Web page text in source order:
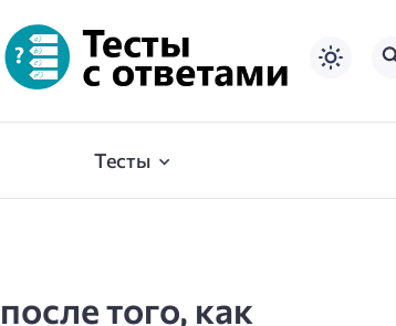
Тесты
того, как